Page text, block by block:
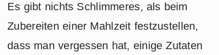
Es gibt nichts Schlimmeres, als beim
Zubereiten einer Mahlzeit festzustellen,
dass man vergessen hat, einige Zutaten